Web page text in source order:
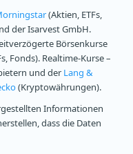
(Aktien, ETFs,
der Isarvest GmbH.
Börsenkurse
Fonds). Realtime-Kurse –
und der Lang &
(Kryptowährungen).
Informationen
dass die Daten